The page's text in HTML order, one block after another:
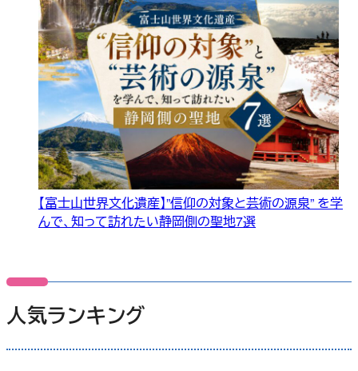
【富士山世界文化遺産】”信仰の対象と芸術の源泉” を学
んで、知って訪れたい静岡側の聖地7選
人気ランキング